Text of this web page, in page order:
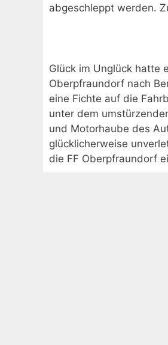
abgeschleppt werden.
Glück im Unglück hatte
Oberpfraundorf nach
eine Fichte auf die
unter dem
und Motorhaube des
glücklicherweise
die FF Oberpfraundorf